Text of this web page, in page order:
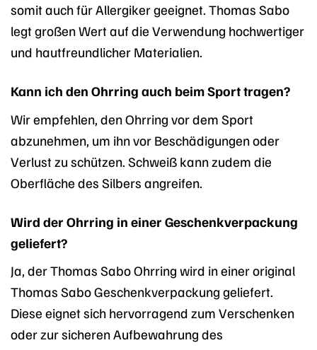
somit auch für Allergiker geeignet. Thomas Sabo
legt großen Wert auf die Verwendung hochwertiger
und hautfreundlicher Materialien.
Kann ich den Ohrring auch beim Sport tragen?
Wir empfehlen, den Ohrring vor dem Sport
abzunehmen, um ihn vor Beschädigungen oder
Verlust zu schützen. Schweiß kann zudem die
Oberfläche des Silbers angreifen.
Wird der Ohrring in einer Geschenkverpackung
geliefert?
Ja, der Thomas Sabo Ohrring wird in einer original
Thomas Sabo Geschenkverpackung geliefert.
Diese eignet sich hervorragend zum Verschenken
oder zur sicheren Aufbewahrung des